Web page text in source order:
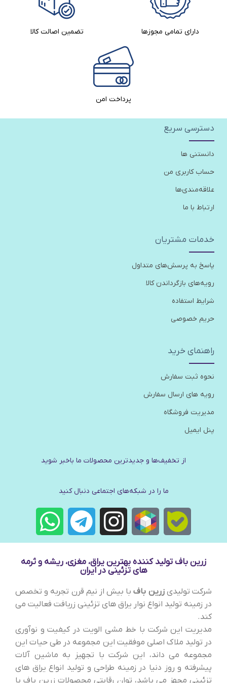
دارای تمامی مجوزها تضمین اصالت کالا​
پرداخت امن
دسترسی سریع
دانستنی ها
حساب کاربری من
علاقه‌مندی‌ها
ارتباط با ما
خدمات مشتریان
پاسخ به پرسش‌های متداول
رویه‌های بازگرداندن کالا
شرایط استفاده
حریم خصوصی
راهنمای خرید
نحوه ثبت سفارش
رویه های ارسال سفارش
مدیریت فروشگاه
پنل ایمیل
از تخفیف‌ها و جدیدترین‌ محصولات ما باخبر شوید
ما را در شبکه‌های اجتماعی دنبال کنید
زرین باف تولید کننده بهترین یراق، مغزی، ریشه و ثرمه
های تزئینی در ایران
شرکت تولیدیزرین بافبا بیش از نیم قرن تجربه و تخصص
در زمینه تولید انواع نوار یراق های تزئینی زربافت فعالیت می
کند.
مدیریت این شرکت با خط مشی الویت در کیفیت و نوآوری
در تولید ملاک اصلی موفقیت این مجموعه در طی حیات این
مجموعه می داند، این شرکت با تجهیز به ماشین آلات
پیشرفته و روز دنیا در زمینه طراحی و تولید انواع یراق های
تزئینی مجهز می باشد، توان رقابتی محصولات زرین باف با